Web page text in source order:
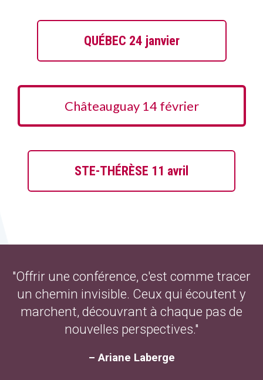
QUÉBEC 24 janvier
Châteauguay 14 février
STE-THÉRÈSE 11 avril
"Offrir une conférence, c'est comme tracer
un chemin invisible. Ceux qui écoutent y
marchent, découvrant à chaque pas de
nouvelles perspectives."
– Ariane Laberge